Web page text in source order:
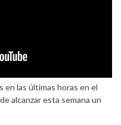
en las últimas horas en el
alcanzar esta semana un